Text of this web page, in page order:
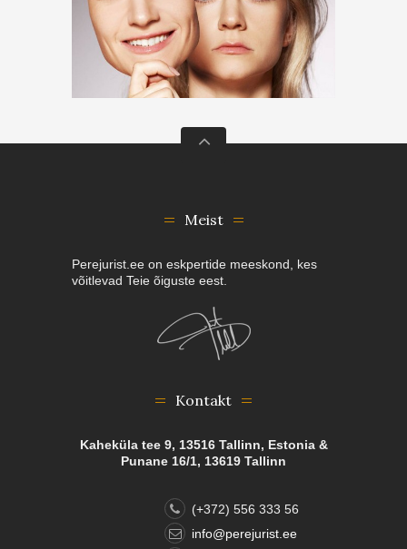
Meist
Perejurist.ee on eskpertide meeskond, kes
võitlevad Teie õiguste eest.
Kontakt
Kaheküla tee 9, 13516 Tallinn, Estonia &
Punane 16/1, 13619 Tallinn
(+372) 556 333 56
info@perejurist.ee